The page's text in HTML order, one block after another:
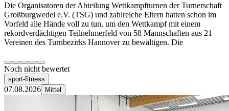
Die Organisatoren der Abteilung Wettkampfturnen der Turnerschaft
Großburgwedel e.V. (TSG) und zahlreiche Eltern hatten schon im
Vorfeld alle Hände voll zu tun, um den Wettkampf mit einem
rekordverdächtigen Teilnehmerfeld von 58 Mannschaften aus 21
Vereinen des Turnbezirks Hannover zu bewältigen. Die
Noch nicht bewertet
sport-fitness
07.08.2026 Mittel